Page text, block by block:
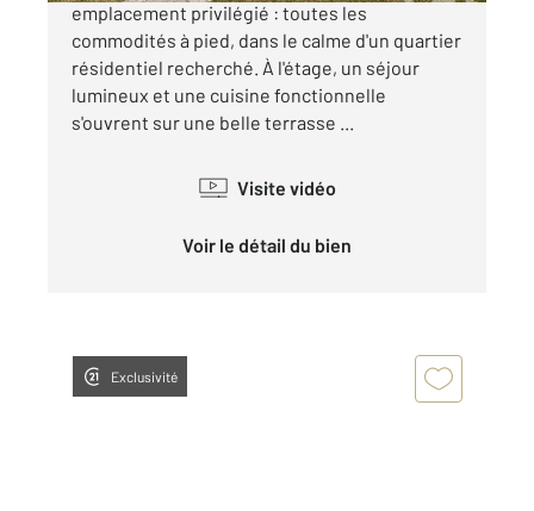
emplacement privilégié : toutes les
commodités à pied, dans le calme d'un quartier
résidentiel recherché. À l'étage, un séjour
lumineux et une cuisine fonctionnelle
s'ouvrent sur une belle terrasse ...
Visite vidéo
Voir le détail du bien
Exclusivité